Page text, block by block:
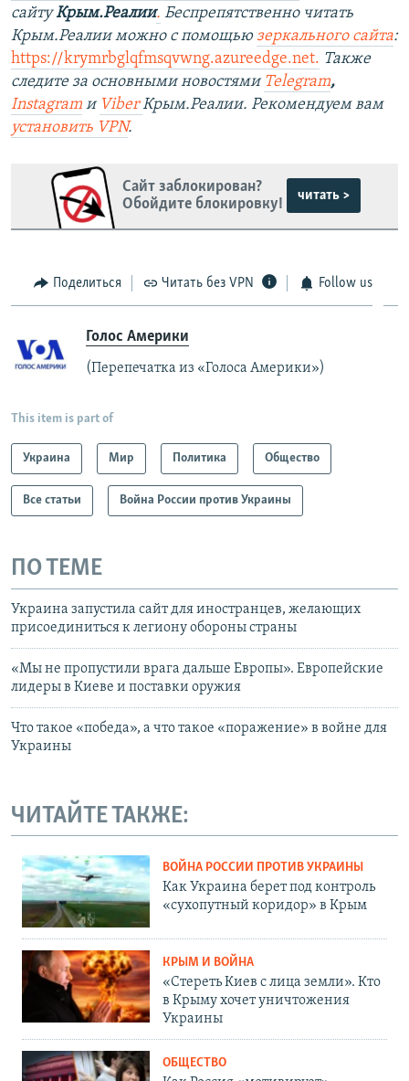
сайтуКрым.Реалии. Беспрепятственно читать
Крым.Реалии можно с помощью зеркального сайта:
https://krymrbglqfmsqvwng.azureedge.net.​ Также
следите за основными новостями Telegram,
Instagram и ViberКрым.Реалии. Рекомендуем вам
установить VPN.
Сайт заблокирован?
Обойдите блокировку!
читать >
Поделиться Читать без VPN Follow us
Голос Америки
(Перепечатка из «Голоса Америки»)
This item is part of
Украина Мир Политика Общество
Все статьи Война России против Украины
ПО ТЕМЕ
Украина запустила сайт для иностранцев, желающих
присоединиться к легиону обороны страны
«Мы не пропустили врага дальше Европы». Европейские
лидеры в Киеве и поставки оружия
Что такое «победа», а что такое «поражение» в войне для
Украины
ЧИТАЙТЕ ТАКЖЕ:
ВОЙНА РОССИИ ПРОТИВ УКРАИНЫ
Как Украина берет под контроль
«сухопутный коридор» в Крым
КРЫМ И ВОЙНА
«Стереть Киев с лица земли». Кто
в Крыму хочет уничтожения
Украины
ОБЩЕСТВО